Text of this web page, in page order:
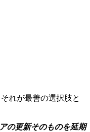
れが最善の選択肢と
の更新そのものを延期